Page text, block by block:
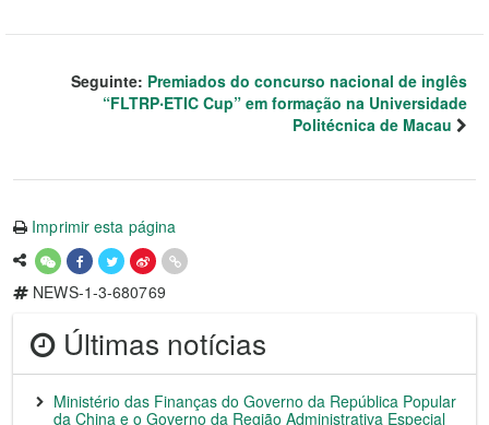
Seguinte: Premiados do concurso nacional de inglês
“FLTRP‧ETIC Cup” em formação na Universidade
Politécnica de Macau
Imprimir esta página
NEWS-1-3-680769
Últimas notícias
Ministério das Finanças do Governo da República Popular
da China e o Governo da Região Administrativa Especial